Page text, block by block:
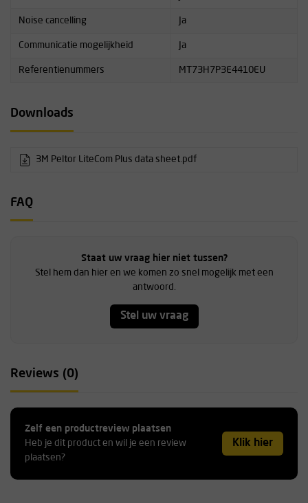
Noise cancelling Ja
Communicatie mogelijkheid Ja
Referentienummers MT73H7P3E4410EU
Downloads
3M Peltor LiteCom Plus data sheet.pdf
FAQ
Staat uw vraag hier niet tussen?
Stel hem dan hier en we komen zo snel mogelijk met een
antwoord.
Stel uw vraag
Reviews (0)
Zelf een productreview plaatsen
Heb je dit product en wil je een review
plaatsen?
Klik hier